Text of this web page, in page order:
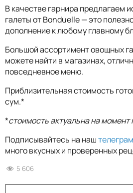
В качестве гарнира предлагаем
галеты от Bonduelle — это
дополнение к любому главному
Большой ассортимент овощных
можете найти в магазинах,
повседневное меню.
Приблизительная стоимость
сум.*
*стоимость актуальна на момент
Подписывайтесь на наш
много вкусных и проверенных
5 606